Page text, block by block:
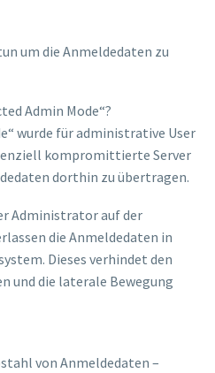
um die Anmeldedaten zu
Admin Mode“?
wurde für administrative User
kompromittierte Server
dorthin zu übertragen.
Administrator auf der
die Anmeldedaten in
Dieses verhindet den
und die laterale Bewegung
von Anmeldedaten –